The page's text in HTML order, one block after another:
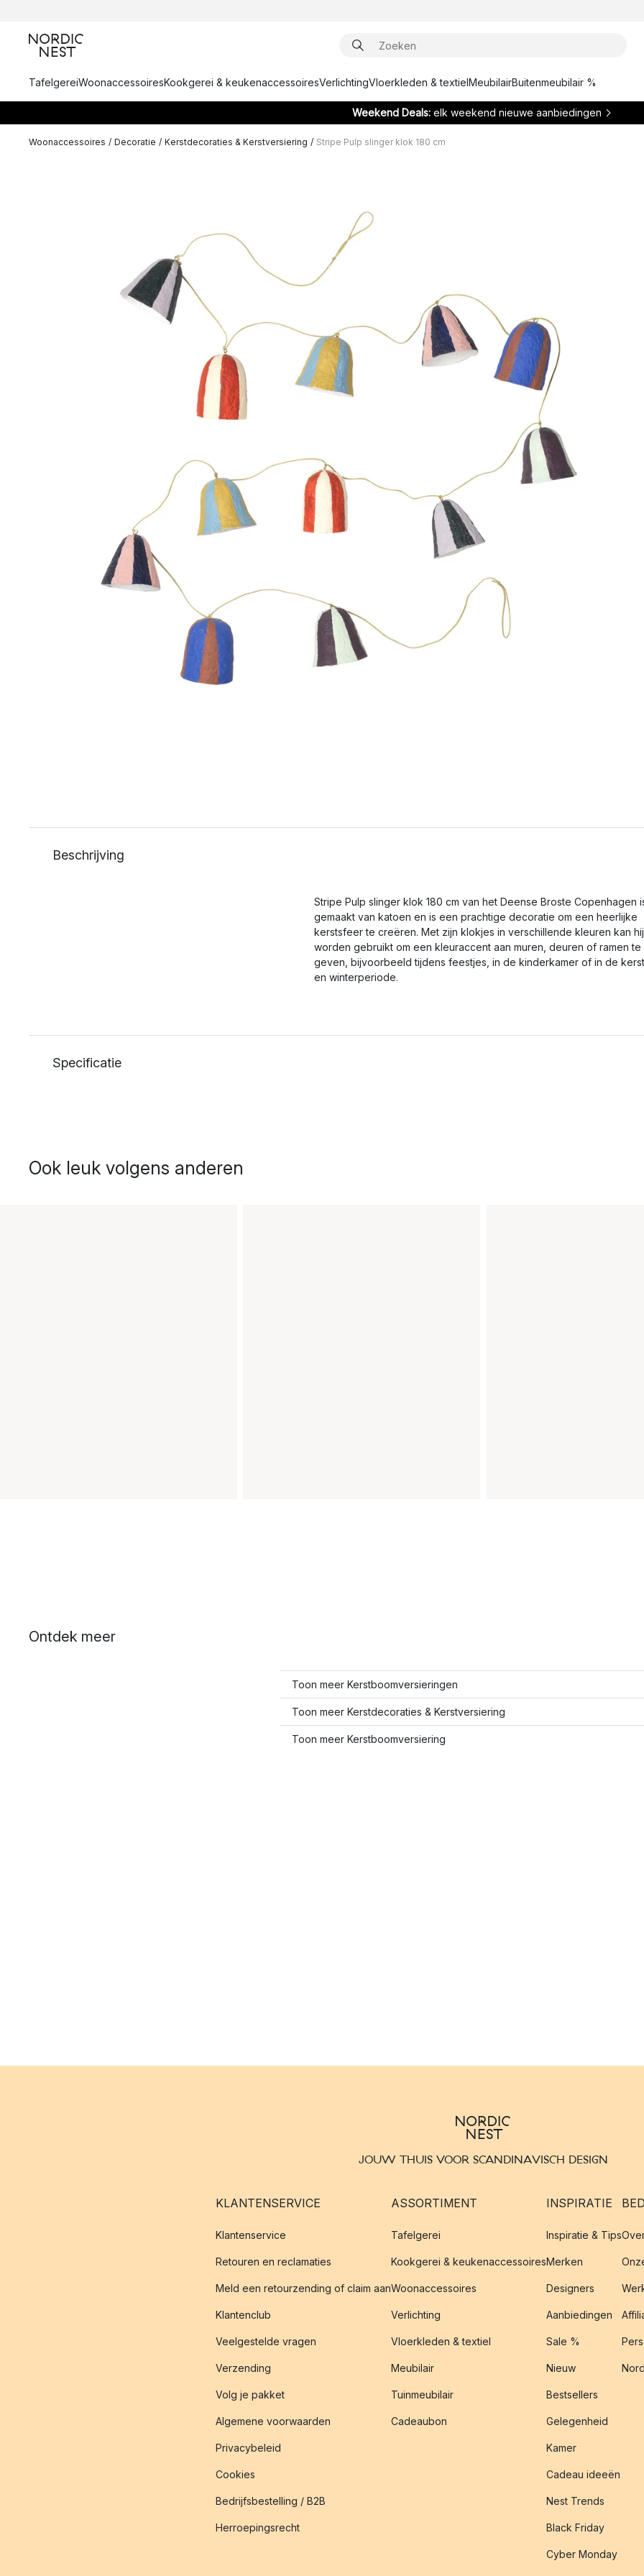
TafelgereiWoonaccessoiresKookgerei & keukenaccessoiresVerlichtingVloerkleden & textielMeubilairBuitenmeubilair %
Weekend Deals: elk weekend nieuwe aanbiedingen
Woonaccessoires / Decoratie / Kerstdecoraties & Kerstversiering / Stripe Pulp slinger klok 180 cm
Beschrijving
Stripe Pulp slinger klok 180 cm van het Deense Broste Copenhagen
gemaakt van katoen en is een prachtige decoratie om een heerlijke
kerstsfeer te creëren. Met zijn klokjes in verschillende kleuren kan hij
worden gebruikt om een kleuraccent aan muren, deuren of ramen te
geven, bijvoorbeeld tijdens feestjes, in de kinderkamer of in de
en winterperiode.
Specificatie
Ook leuk volgens anderen
Ontdek meer
Toon meer Kerstboomversieringen
Toon meer Kerstdecoraties & Kerstversiering
Toon meer Kerstboomversiering
JOUW THUIS VOOR SCANDINAVISCH DESIGN
KLANTENSERVICE
Klantenservice
Retouren en reclamaties
Meld een retourzending of claim aan
Klantenclub
Veelgestelde vragen
Verzending
Volg je pakket
Algemene voorwaarden
Privacybeleid
Cookies
Bedrijfsbestelling / B2B
Herroepingsrecht
ASSORTIMENT
Tafelgerei
Kookgerei & keukenaccessoires
Woonaccessoires
Verlichting
Vloerkleden & textiel
Meubilair
Tuinmeubilair
Cadeaubon
INSPIRATIE
Inspiratie & Tips
Merken
Designers
Aanbiedingen
Sale %
Nieuw
Bestsellers
Gelegenheid
Kamer
Cadeau ideeën
Nest Trends
Black Friday
Cyber Monday
Pers